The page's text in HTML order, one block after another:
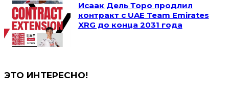
Исаак Дель Торо продлил
контракт с UAE Team Emirates
XRG до конца 2031 года
ЭТО ИНТЕРЕСНО!